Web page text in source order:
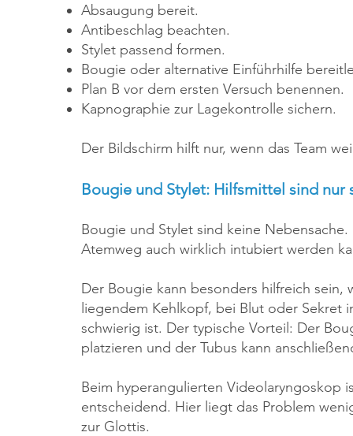
Absaugung bereit.
Antibeschlag beachten.
Stylet passend formen.
Bougie oder alternative Einführhilfe
Plan B vor dem ersten Versuch benennen.
Kapnographie zur Lagekontrolle sichern.
Der Bildschirm hilft nur, wenn das Team
Bougie und Stylet: Hilfsmittel sind nur
Bougie und Stylet sind keine
Atemweg auch wirklich intubiert werden
Der Bougie kann besonders hilfreich
liegendem Kehlkopf, bei Blut oder Sekret
schwierig ist. Der typische Vorteil: Der
platzieren und der Tubus kann
Beim hyperangulierten Videolaryngoskop
entscheidend. Hier liegt das Problem
zur Glottis.